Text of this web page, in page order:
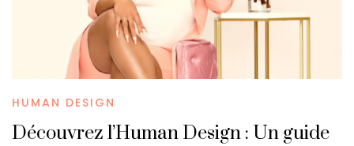
HUMAN DESIGN
Découvrez l’Human Design : Un guide